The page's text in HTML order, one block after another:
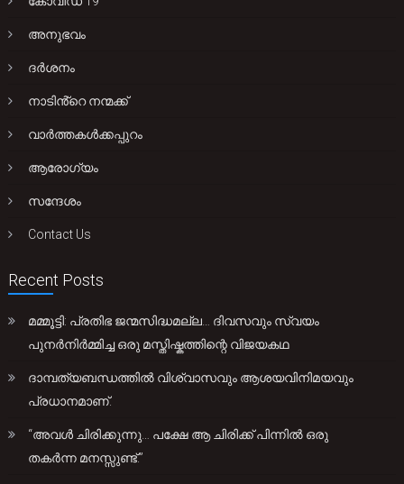
അനുഭവം
ദർശനം
നാടിൻ്റെ നന്മക്ക്
വാർത്തകൾക്കപ്പുറം
ആരോഗ്യം
സന്ദേശം
Contact Us
Recent Posts
മമ്മൂട്ടി: പ്രതിഭ ജന്മസിദ്ധമല്ല… ദിവസവും സ്വയം
പുനർനിർമ്മിച്ച ഒരു മസ്തിഷ്കത്തിന്റെ വിജയകഥ
ദാമ്പത്യബന്ധത്തിൽ വിശ്വാസവും ആശയവിനിമയവും
പ്രധാനമാണ്.
“അവൾ ചിരിക്കുന്നു… പക്ഷേ ആ ചിരിക്ക് പിന്നിൽ ഒരു
തകർന്ന മനസ്സുണ്ട്.”